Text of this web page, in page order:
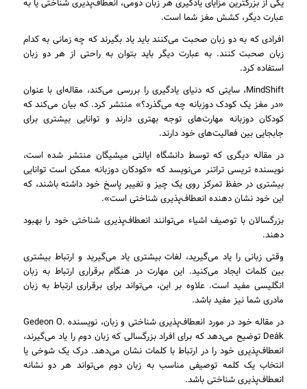
یکی از بزرگترین مزایای یادگیری هر زبان دومی، انعطاف‌پذیری شناختی یا به
عبارت دیگر، کشش مغز شما است.
افرادی که به دو زبان صحبت می‌کنند باید یاد بگیرند که چه زمانی به کدام
زبان صحبت کنند. به عبارت دیگر باید بتوان به راحتی از هر دو زبان
استفاده کرد.
MindShift، سایتی که دنیای یادگیری را بررسی می‌کند، مقاله‌ای با عنوان
«در مغز یک کودک دوزبانه چه می‌گذرد؟» منتشر کرد. که بیان می‌کند که
کودکان دوزبانه مهارت‌های توجه بهتری دارند و توانایی بیشتری برای
جابجایی بین فعالیت‌های خود دارند.
در مقاله دیگری که توسط دانشگاه ایالتی میشیگان منتشر شده است،
نویسنده تریسی تراتنر می‌نویسد که «کودکان دو‌زبانه ممکن است توانایی
بیشتری در حفظ تمرکز روی یک چیز و تغییر پاسخ خود داشته باشند، که
این خود نشان دهنده انعطاف‌پذیری شناختی است».
بزرگسالان با توصیف اشیاء می‌توانند انعطاف‌پذیری شناختی خود را بهبود
دهند.
وقتی زبانی را یاد می‌گیرید، لغات بیشتری یاد می‌گیرید و ارتباط بیشتری
بین کلمات ایجاد می‌کنید. این مهارت در هنگام برقراری ارتباط به زبان
انگلیسی مفید است. علاوه بر این، می‌تواند برای برقراری ارتباط به زبان
مادری شما نیز مفید باشد.
در مقاله خود در مورد انعطاف‌پذیری شناختی و زبان، نویسنده Gedeon O.
Deák توضیح می‌دهد که برای افراد بزرگسالی که زبان دوم را یاد می‌گیرند،
انعطاف‌پذیری خود را در ارتباط با کلمات نشان می‌دهد. درک یک شوخی یا
انتخاب یک کلمه توصیفی مناسب به زبان دوم می‌تواند هر دو نشانه
انعطاف‌پذیری شناختی باشد.